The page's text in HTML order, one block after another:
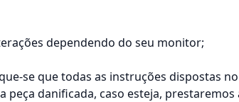
dependendo do seu monitor;
se que todas as instruções
danificada, caso esteja,